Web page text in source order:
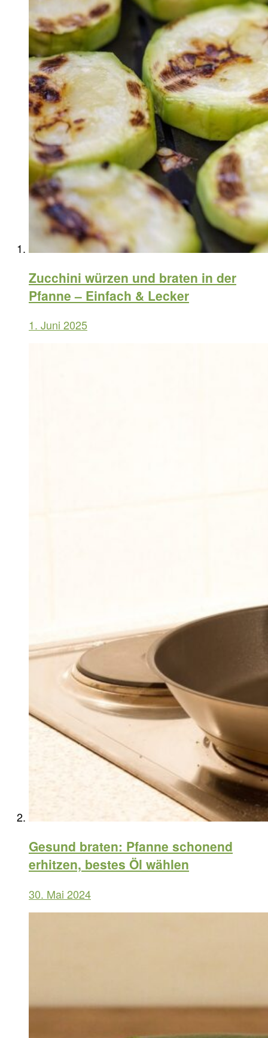
Zucchini würzen und braten in der
Pfanne – Einfach & Lecker
1. Juni 2025
Gesund braten: Pfanne schonend
erhitzen, bestes Öl wählen
30. Mai 2024